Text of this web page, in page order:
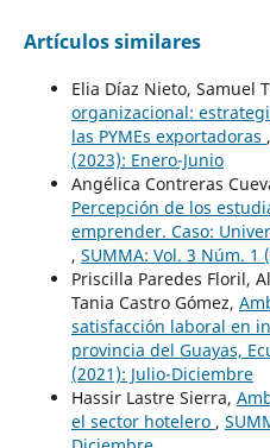
Artículos similares
Elia Díaz Nieto, Samuel
organizacional:
las PYMEs exportadoras ,
(2023): Enero-Junio
Angélica Contreras
Percepción de los
emprender. Caso:
, SUMMA: Vol. 3 Núm. 1
Priscilla Paredes Floril,
Tania Castro Gómez,
satisfacción laboral en
provincia del Guayas,
(2021): Julio-Diciembre
Hassir Lastre Sierra,
el sector hotelero ,